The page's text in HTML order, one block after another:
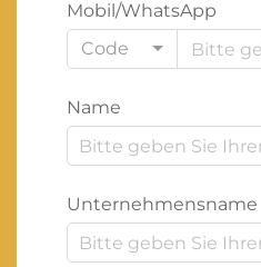
Mobil/WhatsApp
Code
Name
Unternehmensname